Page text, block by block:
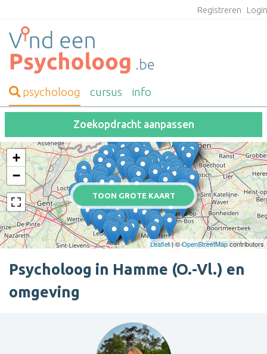
Registreren
psycholoog cursus info
Zoekopdracht aanpassen
TOON GROTE KAART
+
−
Leaflet| ©OpenStreetMapcontributors
Psycholoog in Hamme (O.-Vl.) en
omgeving